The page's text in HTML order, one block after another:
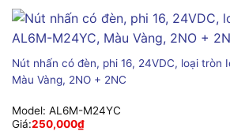
Nút nhấn có đèn, phi 16, 24VDC, loại tròn
Màu Vàng, 2NO + 2NC
Model: AL6M-M24YC
Giá:250,000₫